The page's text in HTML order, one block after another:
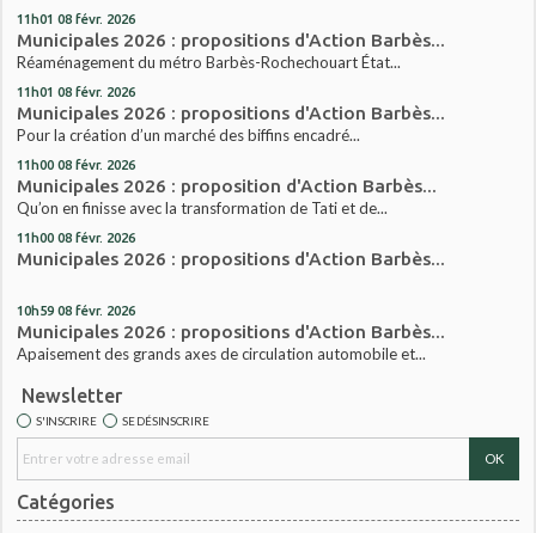
11h01 08 févr. 2026
Municipales 2026 : propositions d'Action Barbès...
Réaménagement du métro Barbès-Rochechouart État...
11h01 08 févr. 2026
Municipales 2026 : propositions d'Action Barbès...
Pour la création d’un marché des biffins encadré...
11h00 08 févr. 2026
Municipales 2026 : proposition d'Action Barbès...
Qu’on en finisse avec la transformation de Tati et de...
11h00 08 févr. 2026
Municipales 2026 : propositions d'Action Barbès...
10h59 08 févr. 2026
Municipales 2026 : propositions d'Action Barbès...
Apaisement des grands axes de circulation automobile et...
Newsletter
S'INSCRIRE SE DÉSINSCRIRE
Catégories